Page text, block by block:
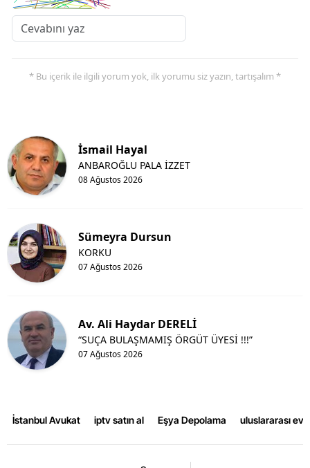
* Bu içerik ile ilgili yorum yok, ilk yorumu siz yazın, tartışalım *
İsmail Hayal
08 Ağustos 2026
ANBAROĞLU PALA İZZET
Sümeyra Dursun
07 Ağustos 2026
KORKU
Av. Ali Haydar DERELİ
07 Ağustos 2026
“SUÇA BULAŞMAMIŞ ÖRGÜT ÜYESİ !!!”
İstanbul Avukat iptv satın al Eşya Depolama uluslararası